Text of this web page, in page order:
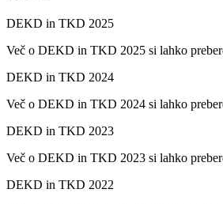
DEKD in TKD 2025
Več o DEKD in TKD 2025 si lahko
DEKD in TKD 2024
Več o DEKD in TKD 2024 si lahko
DEKD in TKD 2023
Več o DEKD in TKD 2023 si lahko
DEKD in TKD 2022